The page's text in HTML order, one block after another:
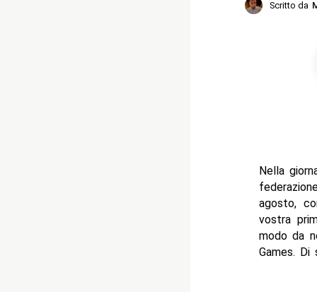
Scritto da
Nella
agosto,
vostra
modo da
Games. Di